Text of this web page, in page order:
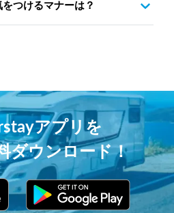
つけるマナーは？
アプリを
ダウンロード！